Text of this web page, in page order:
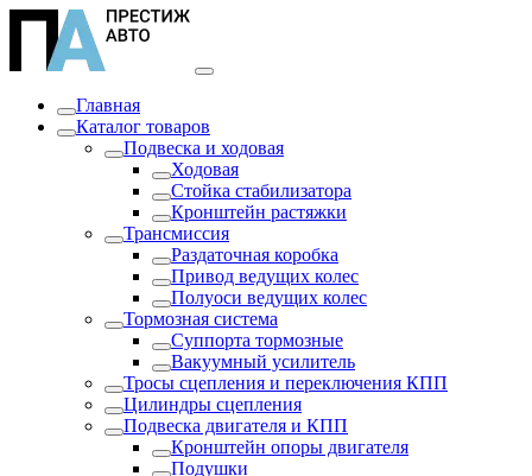
Главная
Каталог товаров
Подвеска и ходовая
Ходовая
Стойка стабилизатора
Кронштейн растяжки
Трансмиссия
Раздаточная коробка
Привод ведущих колес
Полуоси ведущих колес
Тормозная система
Суппорта тормозные
Вакуумный усилитель
Тросы сцепления и переключения КПП
Цилиндры сцепления
Подвеска двигателя и КПП
Кронштейн опоры двигателя
Подушки